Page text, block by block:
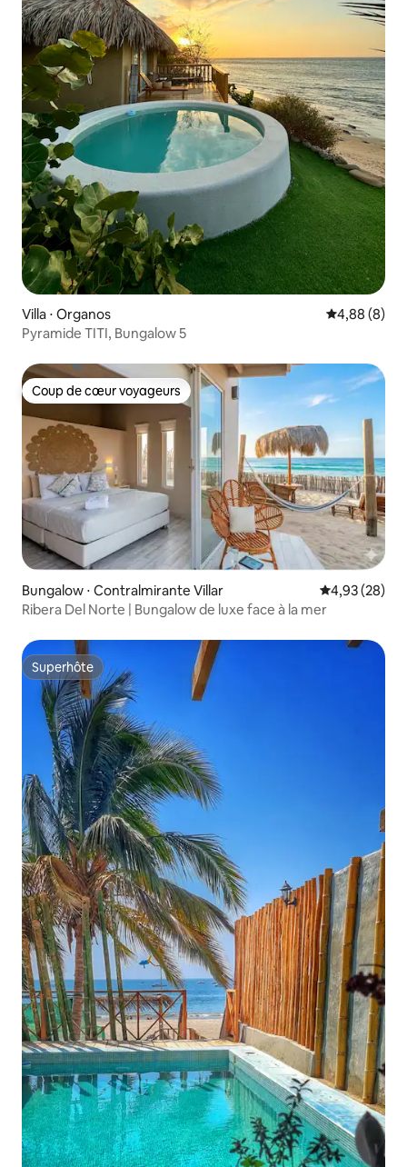
Villa ⋅ Organos Évaluation
4,88 (8)
Pyramide TITI, Bungalow 5
Coup de cœur voyageurs
Coup de cœur voyageurs
Bungalow ⋅ Contralmirante Villar Évaluation
4,93 (28)
Ribera Del Norte | Bungalow de luxe face à la mer
Superhôte
Superhôte